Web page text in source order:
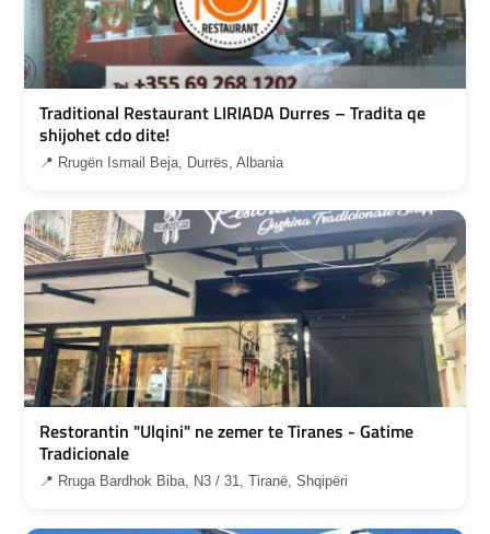
Traditional Restaurant LIRIADA Durres – Tradita qe
shijohet cdo dite!
📍 Rrugën Ismail Beja, Durrës, Albania
Restorantin "Ulqini" ne zemer te Tiranes - Gatime
Tradicionale
📍 Rruga Bardhok Biba, N3 / 31, Tiranë, Shqipëri